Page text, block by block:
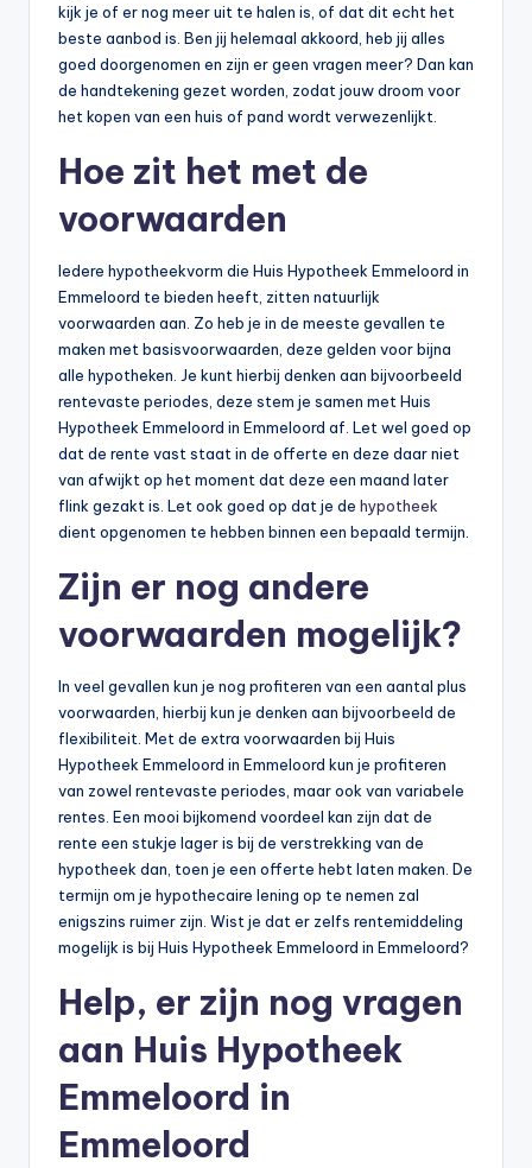
kijk je of er nog meer uit te halen is, of dat dit echt het
beste aanbod is. Ben jij helemaal akkoord, heb jij alles
goed doorgenomen en zijn er geen vragen meer? Dan kan
de handtekening gezet worden, zodat jouw droom voor
het kopen van een huis of pand wordt verwezenlijkt.
Hoe zit het met de
voorwaarden
Iedere hypotheekvorm die Huis Hypotheek Emmeloord in
Emmeloord te bieden heeft, zitten natuurlijk
voorwaarden aan. Zo heb je in de meeste gevallen te
maken met basisvoorwaarden, deze gelden voor bijna
alle hypotheken. Je kunt hierbij denken aan bijvoorbeeld
rentevaste periodes, deze stem je samen met Huis
Hypotheek Emmeloord in Emmeloord af. Let wel goed op
dat de rente vast staat in de offerte en deze daar niet
van afwijkt op het moment dat deze een maand later
flink gezakt is. Let ook goed op dat je de hypotheek
dient opgenomen te hebben binnen een bepaald termijn.
Zijn er nog andere
voorwaarden mogelijk?
In veel gevallen kun je nog profiteren van een aantal plus
voorwaarden, hierbij kun je denken aan bijvoorbeeld de
flexibiliteit. Met de extra voorwaarden bij Huis
Hypotheek Emmeloord in Emmeloord kun je profiteren
van zowel rentevaste periodes, maar ook van variabele
rentes. Een mooi bijkomend voordeel kan zijn dat de
rente een stukje lager is bij de verstrekking van de
hypotheek dan, toen je een offerte hebt laten maken. De
termijn om je hypothecaire lening op te nemen zal
enigszins ruimer zijn. Wist je dat er zelfs rentemiddeling
mogelijk is bij Huis Hypotheek Emmeloord in Emmeloord?
Help, er zijn nog vragen
aan Huis Hypotheek
Emmeloord in
Emmeloord